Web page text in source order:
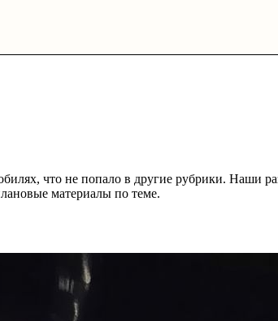
что не попало в другие рубрики. Наши
материалы по теме.